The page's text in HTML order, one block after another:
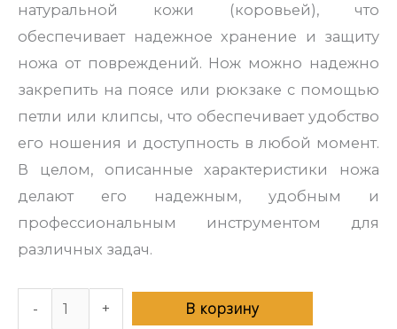
натуральной кожи (коровьей), что
обеспечивает надежное хранение и защиту
ножа от повреждений. Нож можно надежно
закрепить на поясе или рюкзаке с помощью
петли или клипсы, что обеспечивает удобство
его ношения и доступность в любой момент.
В целом, описанные характеристики ножа
делают его надежным, удобным и
профессиональным инструментом для
различных задач.
- + В корзину